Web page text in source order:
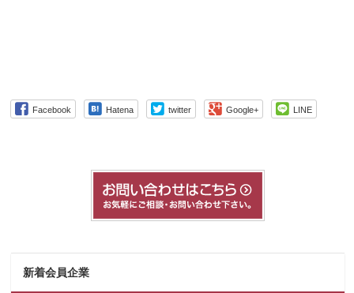
Facebook Hatena twitter Google+ LINE
新着会員企業